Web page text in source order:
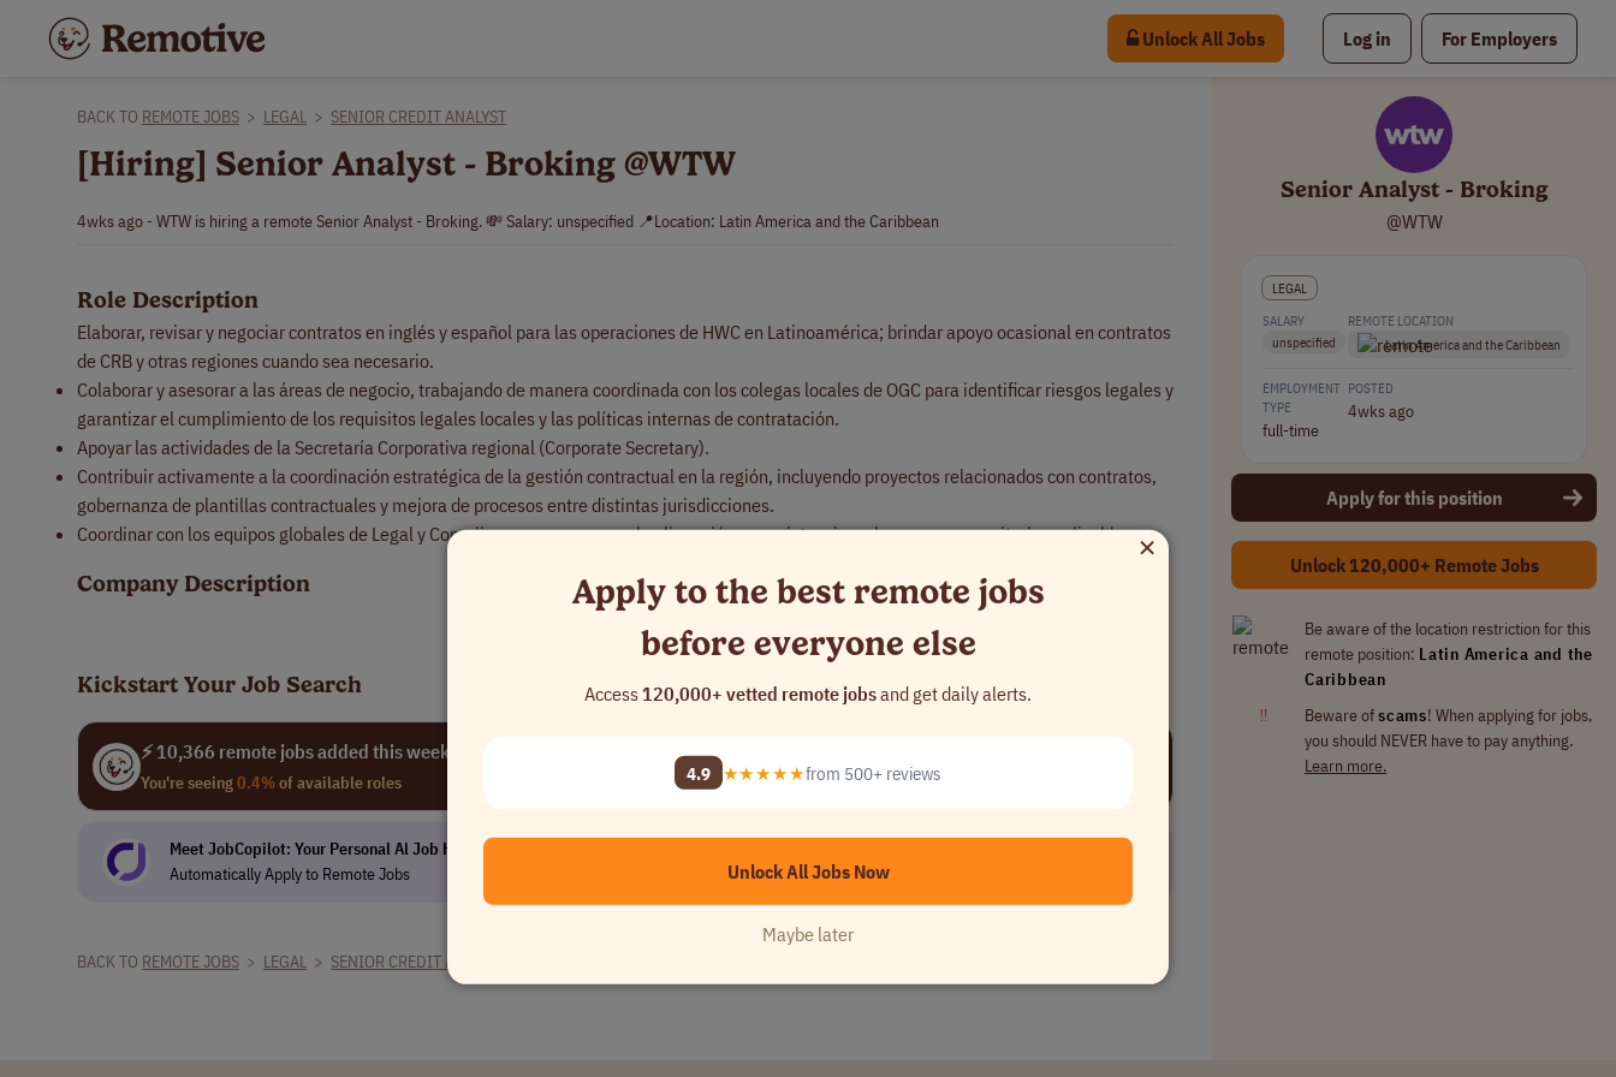
Unlock All Jobs Log in For Employers
BACK TO REMOTE JOBS > LEGAL > SENIOR CREDIT ANALYST
[Hiring] Senior Analyst - Broking @WTW
4wks ago - WTW is hiring a remote Senior Analyst - Broking. 💸 Salary: unspecified 📍Location: Latin America and the Caribbean
Role Description
Elaborar, revisar y negociar contratos en inglés y español para las operaciones de HWC en Latinoamérica; brindar apoyo ocasional en contratos
de CRB y otras regiones cuando sea necesario.
Colaborar y asesorar a las áreas de negocio, trabajando de manera coordinada con los colegas locales de OGC para identificar riesgos legales y
garantizar el cumplimiento de los requisitos legales locales y las políticas internas de contratación.
Apoyar las actividades de la Secretaría Corporativa regional (Corporate Secretary).
Contribuir activamente a la coordinación estratégica de la gestión contractual en la región, incluyendo proyectos relacionados con contratos,
gobernanza de plantillas contractuales y mejora de procesos entre distintas jurisdicciones.
Coordinar con los equipos globales de Legal y Compliance para asegurar la alineación y consistencia en los procesos y criterios aplicables.
Company Description
Kickstart Your Job Search
⚡ 10,366 remote jobs added this week
You're seeing0.4%of available roles
Meet JobCopilot: Your Personal Al Job Hunter
Automatically Apply to Remote Jobs
BACK TO REMOTE JOBS > LEGAL > SENIOR CREDIT ANALYST
Senior Analyst - Broking
@WTW
LEGAL
SALARY
unspecified
REMOTE LOCATION
Latin America and the Caribbean
EMPLOYMENT
TYPE
full-time
POSTED
4wks ago
Apply for this position
Unlock 120,000+ Remote Jobs
Be aware of the location restriction for this
remote position: Latin America and the
Caribbean
‼
Beware ofscams! When applying for jobs,
you should NEVER have to pay anything.
Learn more.
×
Apply to the best remote jobs
before everyone else
Access120,000+ vetted remote jobsand get daily alerts.
4.9 ★★★★★from 500+ reviews
Unlock All Jobs Now
Maybe later